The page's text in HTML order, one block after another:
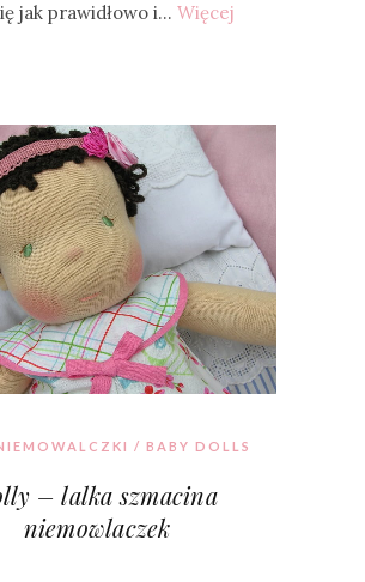
jak prawidłowo i… Więcej
/ BABY DOLLS
– lalka szmacina
niemowlaczek